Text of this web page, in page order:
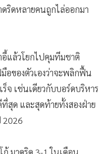
ริดหลายคนถูกไล่ออกมา
อี้แล้วโยกไปคุมทีมชาติ
อของตัวเองว่าจะพลิกฟื้น
จ เช่นเดียวกับบอร์ดบริหาร
สุด และสุดท้ายทั้งสองฝ่าย
2026